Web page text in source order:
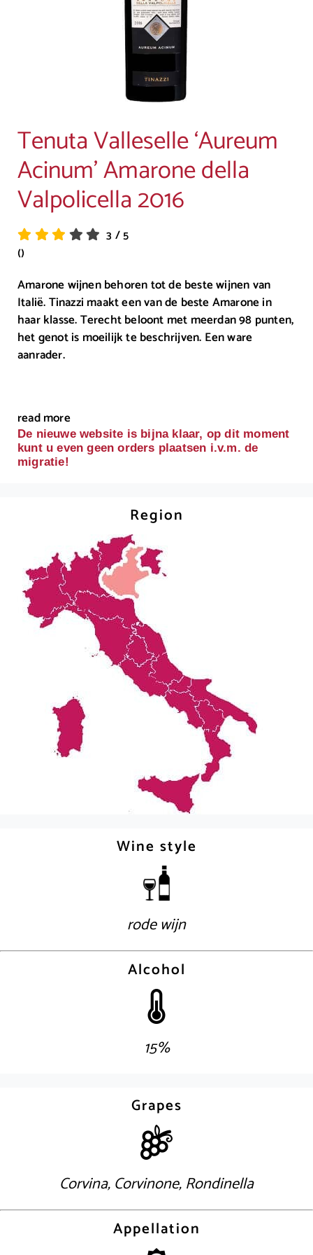
Tenuta Valleselle ‘Aureum
Acinum’ Amarone della
Valpolicella 2016
3 /5
()
Amarone wijnen behoren tot de beste wijnen van
Italië. Tinazzi maakt een van de beste Amarone in
haar klasse. Terecht beloont met meerdan 98 punten,
het genot is moeilijk te beschrijven. Een ware
aanrader.
read more
De nieuwe website is bijna klaar, op dit moment
kunt u even geen orders plaatsen i.v.m. de
migratie!
Region
Wine style
rode wijn
Alcohol
15%
Grapes
Corvina, Corvinone, Rondinella
Appellation